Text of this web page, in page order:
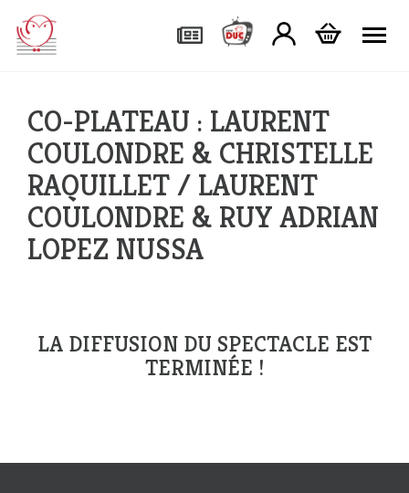
CO-PLATEAU : LAURENT
COULONDRE & CHRISTELLE
RAQUILLET / LAURENT
COULONDRE & RUY ADRIAN
LOPEZ NUSSA
LA DIFFUSION DU SPECTACLE EST
TERMINÉE !